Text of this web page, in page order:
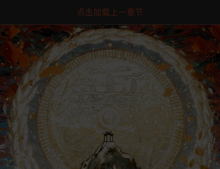
点击加载上一章节